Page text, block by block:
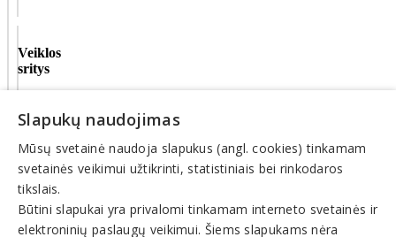
Veiklos
sritys
ir
prekyba,
parduotuvės
Slapukų naudojimas
Mūsų svetainė naudoja slapukus (angl. cookies) tinkamam
svetainės veikimui užtikrinti, statistiniais bei rinkodaros
tikslais.
Būtini slapukai yra privalomi tinkamam interneto svetainės ir
elektroninių paslaugų veikimui. Šiems slapukams nėra